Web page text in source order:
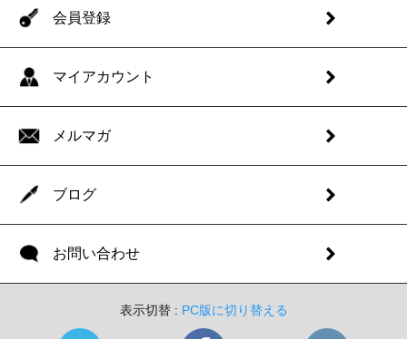
会員登録
マイアカウント
メルマガ
ブログ
お問い合わせ
表示切替 : PC版に切り替える